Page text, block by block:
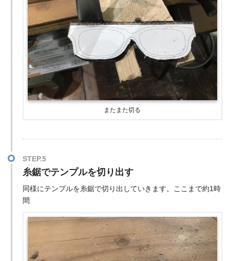
またまた切る
STEP.5
糸鋸でテンプルを切り出す
同様にテンプルを糸鋸で切り出していきます。ここまで約1時
間